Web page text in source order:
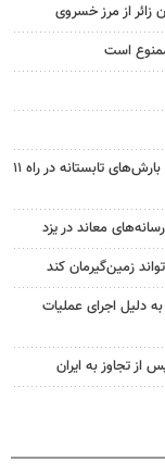
زائر از مرز خسروی
است
وضعیت جوی کشور در ۷۲ ساعت آینده؛ موج بارش‌های تابستانه در راه ۱۱
معاند در یزد
زمین‌گیرمان کند
دلیل اجرای عملیات
تجاوز به ایران